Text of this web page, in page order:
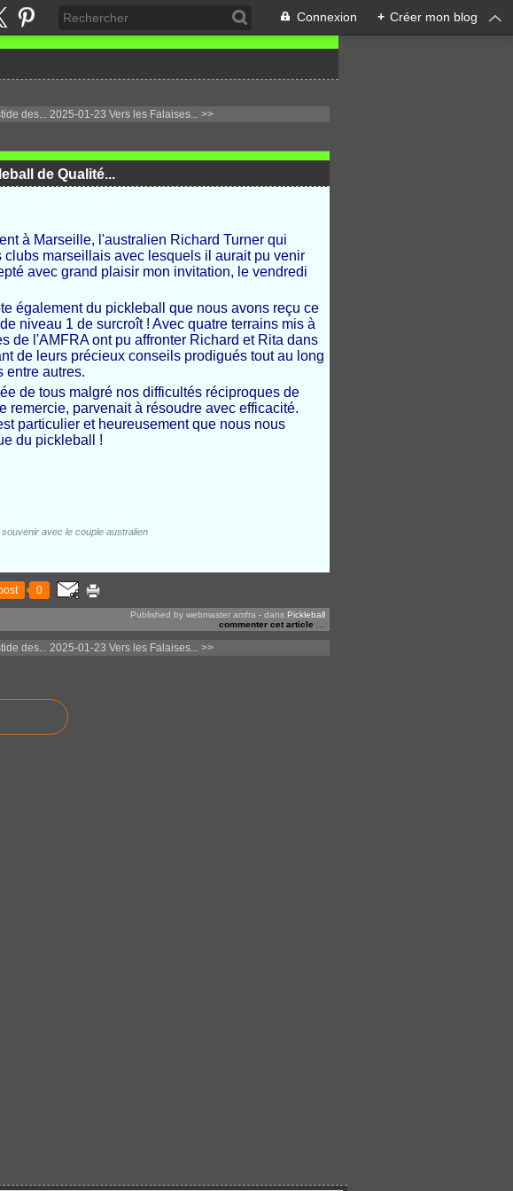
Connexion + Créer mon blog
des... 2025-01-23 Vers les Falaises... >>
de Qualité...
à Marseille, l'australien Richard Turner qui
marseillais avec lesquels il aurait pu venir
avec grand plaisir mon invitation, le vendredi
également du pickleball que nous avons reçu ce
niveau 1 de surcroît ! Avec quatre terrains mis à
de l'AMFRA ont pu affronter Richard et Rita dans
de leurs précieux conseils prodigués tout au long
entre autres.
de tous malgré nos difficultés réciproques de
remercie, parvenait à résoudre avec efficacité.
particulier et heureusement que nous nous
du pickleball !
avec le couple australien
0
Published by webmaster amfra - dans Pickleball
commenter cet article
des... 2025-01-23 Vers les Falaises... >>